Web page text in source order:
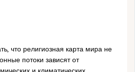
что религиозная карта мира не
потоки зависят от